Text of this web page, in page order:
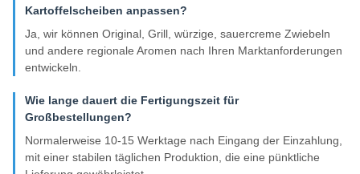
Kartoffelscheiben anpassen?
Ja, wir können Original, Grill, würzige, sauercreme Zwiebeln
und andere regionale Aromen nach Ihren Marktanforderungen
entwickeln.
Wie lange dauert die Fertigungszeit für
Großbestellungen?
Normalerweise 10-15 Werktage nach Eingang der Einzahlung,
mit einer stabilen täglichen Produktion, die eine pünktliche